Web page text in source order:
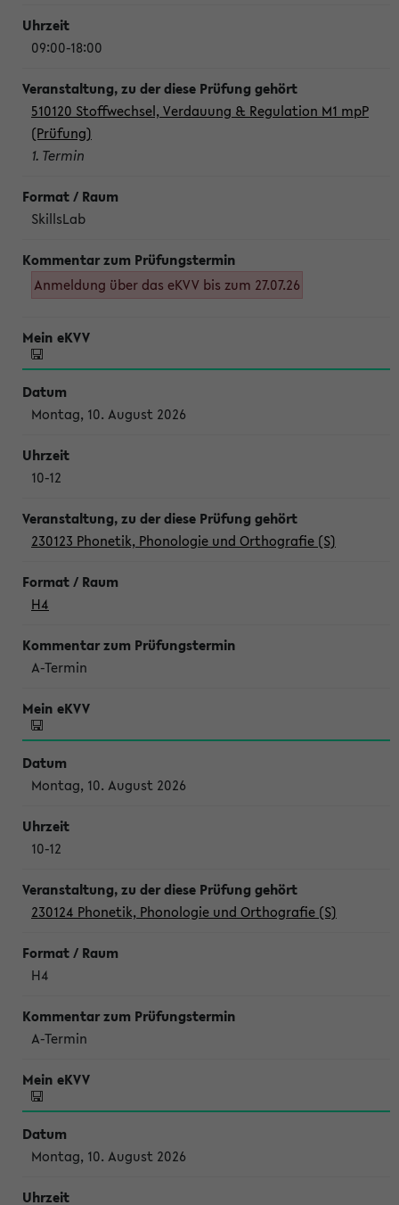
09:00-18:00
510120 Stoffwechsel, Verdauung & Regulation M1 mpP
(Prüfung)
1. Termin
SkillsLab
Anmeldung über das eKVV bis zum 27.07.26
Montag, 10. August 2026
10-12
230123 Phonetik, Phonologie und Orthografie (S)
H4
A-Termin
Montag, 10. August 2026
10-12
230124 Phonetik, Phonologie und Orthografie (S)
H4
A-Termin
Montag, 10. August 2026